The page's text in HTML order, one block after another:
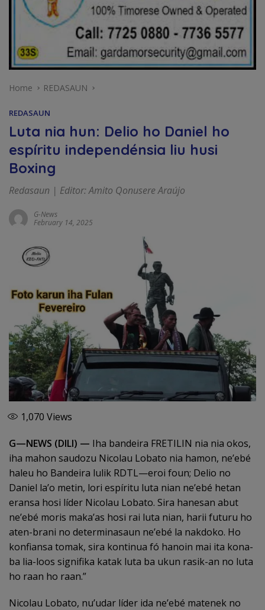
Home REDASAUN
REDASAUN
Luta nia hun: Delio ho Daniel ho
espíritu independénsia liu husi
Boxing
Redasaun | Editor: Amito Qonusere Araújo
G-News
February 14, 2025
1,070 Views
G—NEWS (DILI) — Iha bandeira FRETILIN nia nia okos,
iha mahon saudozu Nicolau Lobato nia hamon, ne’ebé
haleu ho Bandeira lulik RDTL—eroi foun; Delio no
Daniel la’o metin, lori espíritu luta nian ne’ebé hetan
eransa hosi líder Nicolau Lobato. Sira hanesan abut
ne’ebé moris maka’as hosi rai luta nian, harii futuru ho
aten-brani no determinasaun ne’ebé la nakdoko. Ho
konfiansa tomak, sira kontinua fó hanoin mai ita kona-
ba lia-loos signifika katak luta ba ukun rasik-an no luta
ho raan ho raan.”
Nicolau Lobato, nu’udar líder ida ne’ebé matenek no